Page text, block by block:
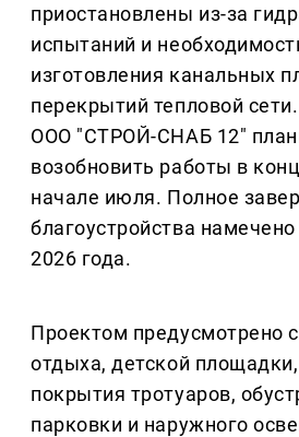
приостановлены из-за
испытаний и
изготовления канальных
перекрытий тепловой
ООО "СТРОЙ-СНАБ 12"
возобновить работы в
начале июля. Полное
благоустройства
2026 года.
Проектом предусмотрено
отдыха, детской
покрытия тротуаров,
парковки и наружного